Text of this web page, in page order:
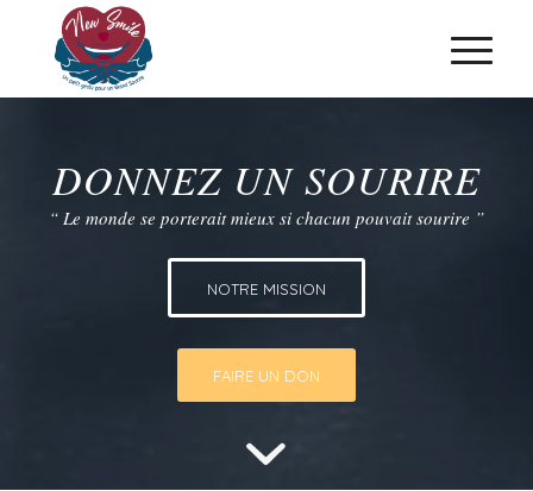
DONNEZ UN SOURIRE
“ Le monde se porterait mieux si chacun pouvait sourire ”
NOTRE MISSION
FAIRE UN DON